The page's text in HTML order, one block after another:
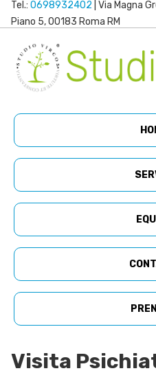
Tel.: 0698932402 | Via Magna
Piano 5, 00183 Roma RM
Visita